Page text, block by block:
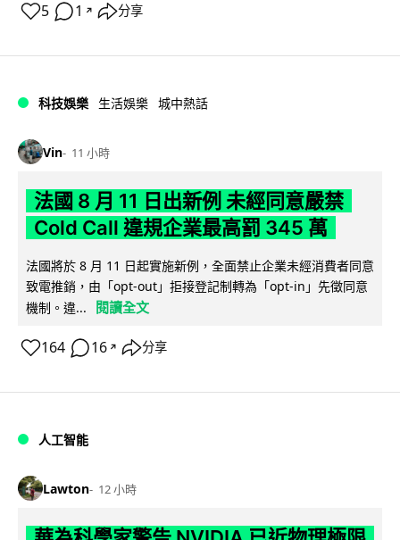
5 1 ↗ 分享
科技娛樂 生活娛樂 城中熱話
Vin 11 小時
法國 8 月 11 日出新例 未經同意嚴禁
Cold Call 違規企業最高罰 345 萬
法國將於 8 月 11 日起實施新例，全面禁止企業未經消費者同意
致電推銷，由「opt-out」拒接登記制轉為「opt-in」先徵同意
機制。違...
閱讀全文
164 16 ↗ 分享
人工智能
Lawton 12 小時